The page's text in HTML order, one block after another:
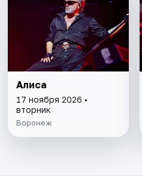
Алиса
17 ноября 2026 •
вторник
Воронеж